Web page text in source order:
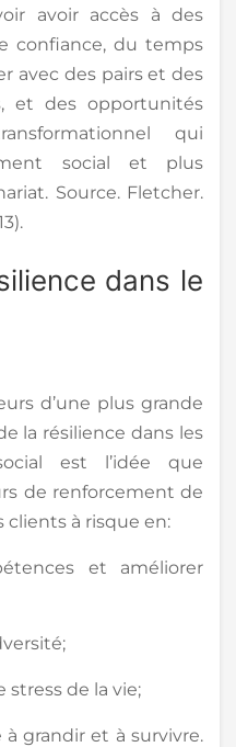
avoir accès à des
confiance, du temps
avec des pairs et des
et des opportunités
qui
social et plus
Source. Fletcher.
dans le
d’une plus grande
la résilience dans les
est l’idée que
de renforcement de
clients à risque en:
et améliorer
stress de la vie;
grandir et à survivre.